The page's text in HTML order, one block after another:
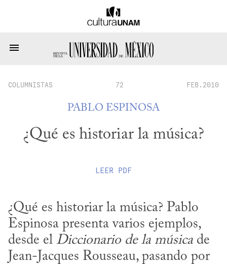
COLUMNISTAS 72 FEB.2010
PABLO ESPINOSA
¿Qué es historiar la música?
LEER PDF
¿Qué es historiar la música? Pablo
Espinosa presenta varios ejemplos,
desde el Diccionario de la música de
Jean-Jacques Rousseau, pasando por